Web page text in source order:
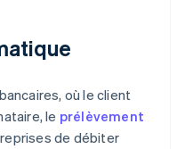
où le client
le prélèvement
de débiter